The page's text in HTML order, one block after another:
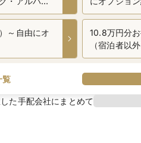
～自由にオ
10.8万円分
（宿泊者以
アルバム込み
覧
た手配会社にまとめて